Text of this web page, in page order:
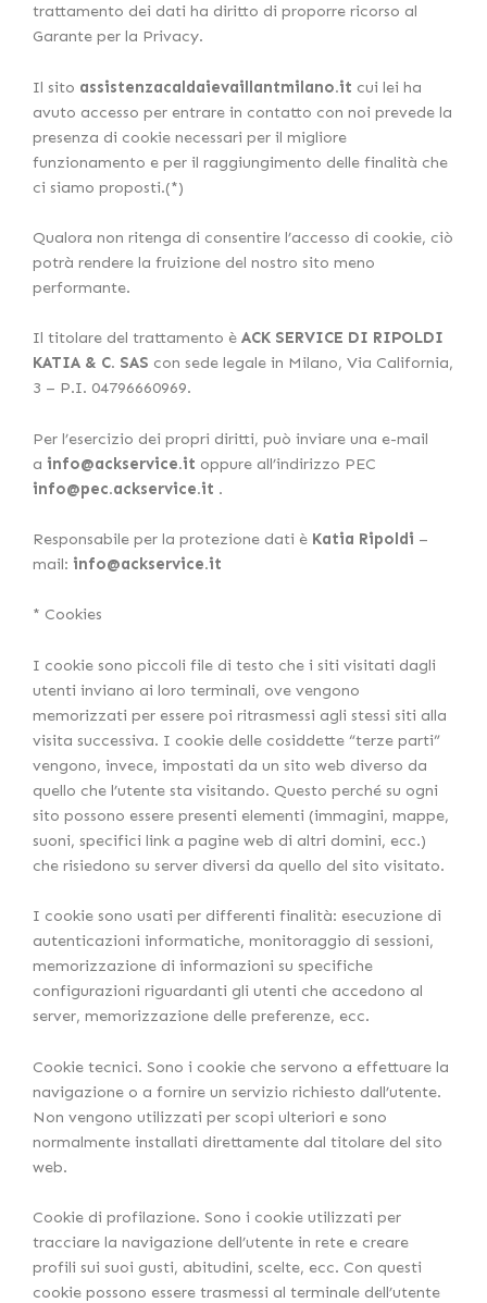
trattamento dei dati ha diritto di proporre ricorso al
Garante per la Privacy.
Il sito assistenzacaldaievaillantmilano.it cui lei ha
avuto accesso per entrare in contatto con noi prevede la
presenza di cookie necessari per il migliore
funzionamento e per il raggiungimento delle finalità che
ci siamo proposti.(*)
Qualora non ritenga di consentire l’accesso di cookie, ciò
potrà rendere la fruizione del nostro sito meno
performante.
Il titolare del trattamento è ACK SERVICE DI RIPOLDI
KATIA & C. SAS con sede legale in Milano, Via California,
3 – P.I. 04796660969.
Per l’esercizio dei propri diritti, può inviare una e-mail
a info@ackservice.it oppure all’indirizzo PEC
info@pec.ackservice.it .
Responsabile per la protezione dati è Katia Ripoldi –
mail: info@ackservice.it
* Cookies
I cookie sono piccoli file di testo che i siti visitati dagli
utenti inviano ai loro terminali, ove vengono
memorizzati per essere poi ritrasmessi agli stessi siti alla
visita successiva. I cookie delle cosiddette “terze parti”
vengono, invece, impostati da un sito web diverso da
quello che l’utente sta visitando. Questo perché su ogni
sito possono essere presenti elementi (immagini, mappe,
suoni, specifici link a pagine web di altri domini, ecc.)
che risiedono su server diversi da quello del sito visitato.
I cookie sono usati per differenti finalità: esecuzione di
autenticazioni informatiche, monitoraggio di sessioni,
memorizzazione di informazioni su specifiche
configurazioni riguardanti gli utenti che accedono al
server, memorizzazione delle preferenze, ecc.
Cookie tecnici. Sono i cookie che servono a effettuare la
navigazione o a fornire un servizio richiesto dall’utente.
Non vengono utilizzati per scopi ulteriori e sono
normalmente installati direttamente dal titolare del sito
web.
Cookie di profilazione. Sono i cookie utilizzati per
tracciare la navigazione dell’utente in rete e creare
profili sui suoi gusti, abitudini, scelte, ecc. Con questi
cookie possono essere trasmessi al terminale dell’utente